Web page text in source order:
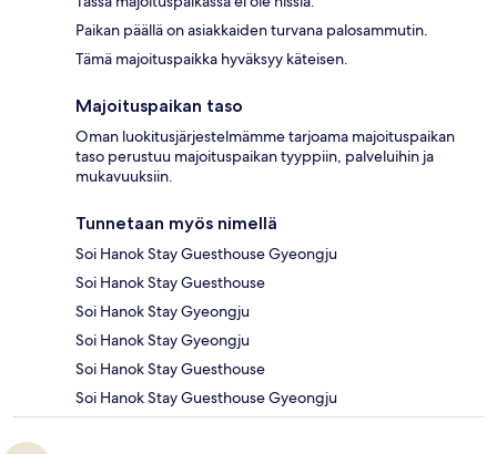
Paikan päällä on asiakkaiden turvana palosammutin.
Tämä majoituspaikka hyväksyy käteisen.
Majoituspaikan taso
Oman luokitusjärjestelmämme tarjoama majoituspaikan
taso perustuu majoituspaikan tyyppiin, palveluihin ja
mukavuuksiin.
Tunnetaan myös nimellä
Soi Hanok Stay Guesthouse Gyeongju
Soi Hanok Stay Guesthouse
Soi Hanok Stay Gyeongju
Soi Hanok Stay Gyeongju
Soi Hanok Stay Guesthouse
Soi Hanok Stay Guesthouse Gyeongju